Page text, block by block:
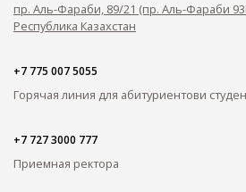
пр. Аль-Фараби, 89/21 (пр. Аль-Фараби
Республика Казахстан
+7 775 007 5055
Горячая линия для абитуриентови
+7 727 3000 777
Приемная ректора